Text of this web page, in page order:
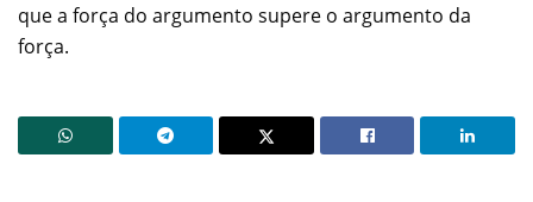
que a força do argumento supere o argumento da
força.